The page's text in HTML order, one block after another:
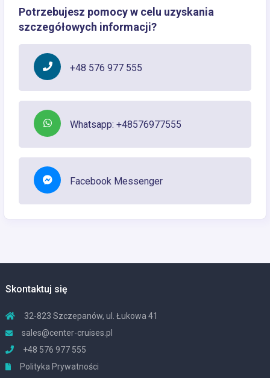
Potrzebujesz pomocy w celu uzyskania
szczegółowych informacji?
+48 576 977 555
Whatsapp: +48576977555
Facebook Messenger
Skontaktuj się
32-823 Szczepanów, ul. Łukowa 41
sales@center-cruises.pl
+48 576 977 555
Polityka Prywatności